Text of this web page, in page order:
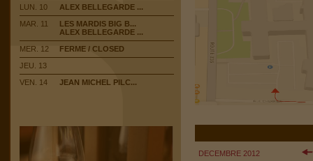
LUN. 10
ALEX BELLEGARDE ...
MAR. 11
LES MARDIS BIG B...
ALEX BELLEGARDE ...
MER. 12
FERME / CLOSED
JEU. 13
VEN. 14
JEAN MICHEL PILC...
DECEMBRE 2012